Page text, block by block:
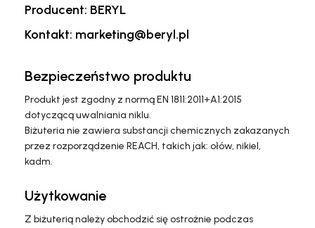
Producent: BERYL
Kontakt: marketing@beryl.pl
Bezpieczeństwo produktu
Produkt jest zgodny z normą EN 1811:2011+A1:2015
dotyczącą uwalniania niklu.
Biżuteria nie zawiera substancji chemicznych zakazanych
przez rozporządzenie REACH, takich jak: ołów, nikiel,
kadm.
Użytkowanie
Z biżuterią należy obchodzić się ostrożnie podczas